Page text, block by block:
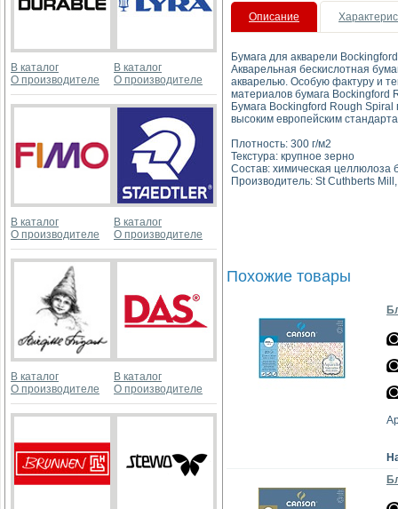
В каталог
О производителе
В каталог
О производителе
В каталог
О производителе
В каталог
О производителе
В каталог
О производителе
В каталог
О производителе
Описание
Бумага для акварели
Акварельная бескислотная
акварелью. Особую фактуру и
материалов бумага Bockingford
Бумага Bockingford Rough Spiral
высоким европейским
Плотность: 300 г/м2
Текстура: крупное зерно
Состав: химическая целлюлоза
Производитель: St Cuthberts
Похожие товары